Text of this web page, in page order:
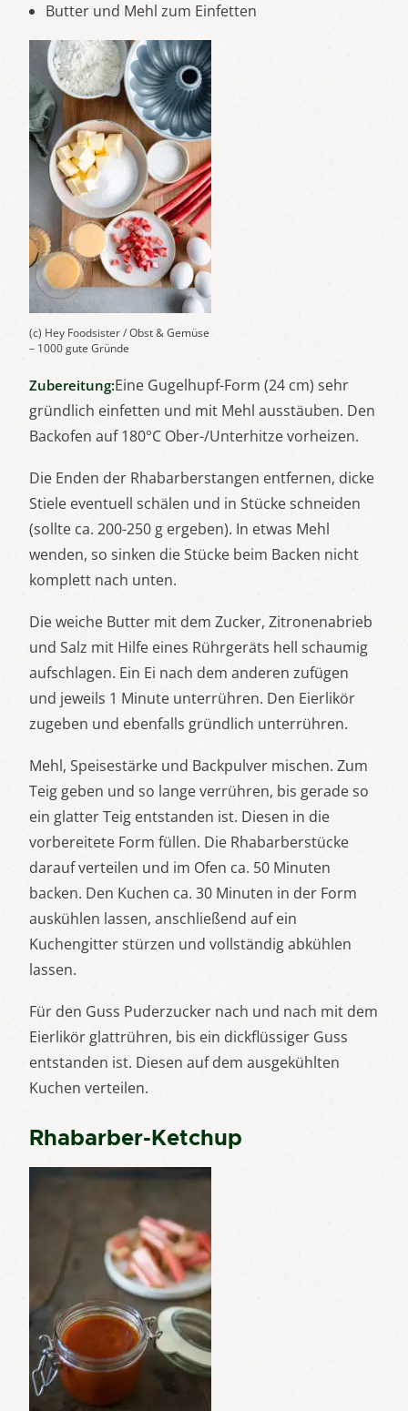
Butter und Mehl zum Einfetten
(c) Hey Foodsister / Obst & Gemüse
– 1000 gute Gründe
Zubereitung:Eine Gugelhupf-Form (24 cm) sehr
gründlich einfetten und mit Mehl ausstäuben. Den
Backofen auf 180°C Ober-/Unterhitze vorheizen.
Die Enden der Rhabarberstangen entfernen, dicke
Stiele eventuell schälen und in Stücke schneiden
(sollte ca. 200-250 g ergeben). In etwas Mehl
wenden, so sinken die Stücke beim Backen nicht
komplett nach unten.
Die weiche Butter mit dem Zucker, Zitronenabrieb
und Salz mit Hilfe eines Rührgeräts hell schaumig
aufschlagen. Ein Ei nach dem anderen zufügen
und jeweils 1 Minute unterrühren. Den Eierlikör
zugeben und ebenfalls gründlich unterrühren.
Mehl, Speisestärke und Backpulver mischen. Zum
Teig geben und so lange verrühren, bis gerade so
ein glatter Teig entstanden ist. Diesen in die
vorbereitete Form füllen. Die Rhabarberstücke
darauf verteilen und im Ofen ca. 50 Minuten
backen. Den Kuchen ca. 30 Minuten in der Form
auskühlen lassen, anschließend auf ein
Kuchengitter stürzen und vollständig abkühlen
lassen.
Für den Guss Puderzucker nach und nach mit dem
Eierlikör glattrühren, bis ein dickflüssiger Guss
entstanden ist. Diesen auf dem ausgekühlten
Kuchen verteilen.
Rhabarber-Ketchup